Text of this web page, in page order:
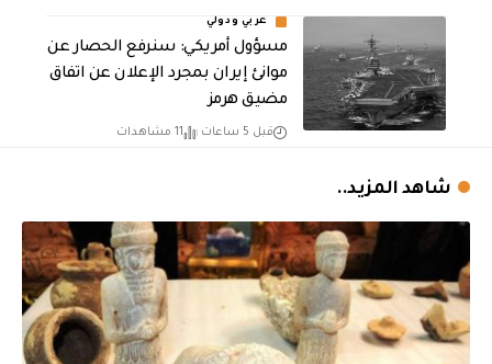
عربي ودولي
مسؤول أمريكي: سنرفع الحصار عن
موانئ إيران بمجرد الإعلان عن اتفاق
مضيق هرمز
قبل 5 ساعات 11 مشاهدات
شاهد المزيد..